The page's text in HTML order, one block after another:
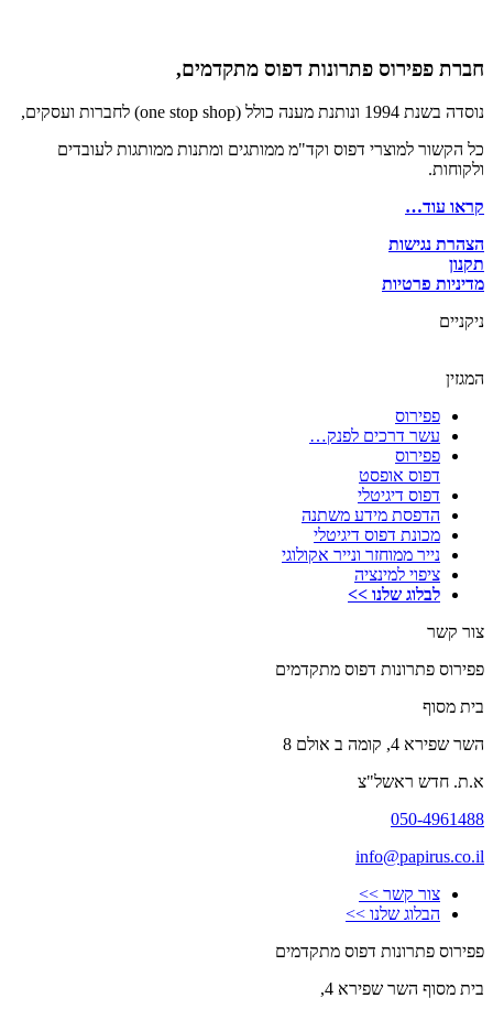
חברת פפירוס פתרונות דפוס מתקדמים,
נוסדה בשנת 1994 ונותנת מענה כולל (one stop shop) לחברות ועסקים,
כל הקשור למוצרי דפוס וקד"מ ממותגים ומתנות ממותגות לעובדים
ולקוחות.
קראו עוד…
הצהרת נגישות
תקנון
מדיניות פרטיות
ניקניים
המגזין
פפירוס
עשר דרכים לפנק…
פפירוס
דפוס אופסט
דפוס דיגיטלי
הדפסת מידע משתנה
מכונת דפוס דיגיטלי
נייר ממוחזר ונייר אקולוגי
ציפוי למינציה
לבלוג שלנו >>
צור קשר
פפירוס פתרונות דפוס מתקדמים
בית מסוף
השר שפירא 4, קומה ב אולם 8
א.ת. חדש ראשל"צ
050-4961488
info@papirus.co.il
צור קשר >>
הבלוג שלנו >>
פפירוס פתרונות דפוס מתקדמים
בית מסוף השר שפירא 4,